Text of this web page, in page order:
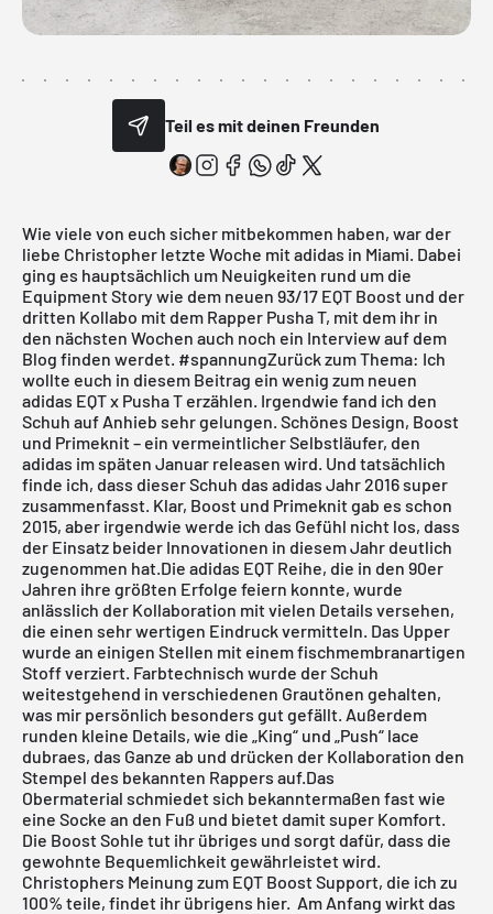
Teil es mit deinen Freunden
Wie viele von euch sicher mitbekommen haben, war der
liebe Christopher letzte Woche mit adidas in Miami. Dabei
ging es hauptsächlich um Neuigkeiten rund um die
Equipment Story wie dem neuen 93/17 EQT Boost und der
dritten Kollabo mit dem Rapper Pusha T, mit dem ihr in
den nächsten Wochen auch noch ein Interview auf dem
Blog finden werdet. #spannungZurück zum Thema: Ich
wollte euch in diesem Beitrag ein wenig zum neuen
adidas EQT x Pusha T erzählen. Irgendwie fand ich den
Schuh auf Anhieb sehr gelungen. Schönes Design, Boost
und Primeknit – ein vermeintlicher Selbstläufer, den
adidas im späten Januar releasen wird. Und tatsächlich
finde ich, dass dieser Schuh das adidas Jahr 2016 super
zusammenfasst. Klar, Boost und Primeknit gab es schon
2015, aber irgendwie werde ich das Gefühl nicht los, dass
der Einsatz beider Innovationen in diesem Jahr deutlich
zugenommen hat.Die adidas EQT Reihe, die in den 90er
Jahren ihre größten Erfolge feiern konnte, wurde
anlässlich der Kollaboration mit vielen Details versehen,
die einen sehr wertigen Eindruck vermitteln. Das Upper
wurde an einigen Stellen mit einem fischmembranartigen
Stoff verziert. Farbtechnisch wurde der Schuh
weitestgehend in verschiedenen Grautönen gehalten,
was mir persönlich besonders gut gefällt. Außerdem
runden kleine Details, wie die „King“ und „Push“ lace
dubraes, das Ganze ab und drücken der Kollaboration den
Stempel des bekannten Rappers auf.Das
Obermaterial schmiedet sich bekanntermaßen fast wie
eine Socke an den Fuß und bietet damit super Komfort.
Die Boost Sohle tut ihr übriges und sorgt dafür, dass die
gewohnte Bequemlichkeit gewährleistet wird.
Christophers Meinung zum EQT Boost Support, die ich zu
100% teile, findet ihr übrigens hier. Am Anfang wirkt das